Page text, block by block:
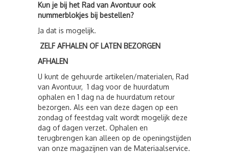
Kun je bij het Rad van Avontuur ook
nummerblokjes bij bestellen?
Ja dat is mogelijk.
ZELF AFHALEN OF LATEN BEZORGEN
AFHALEN
U kunt de gehuurde artikelen/materialen, Rad
van Avontuur, 1 dag voor de huurdatum
ophalen en 1 dag na de huurdatum retour
bezorgen. Als een van deze dagen op een
zondag of feestdag valt wordt mogelijk deze
dag of dagen verzet. Ophalen en
terugbrengen kan alleen op de openingstijden
van onze magazijnen van de Materiaalservice.